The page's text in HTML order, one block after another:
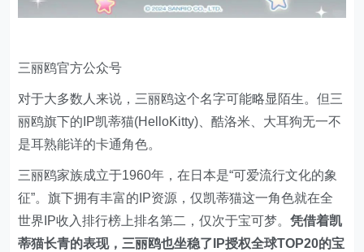
三丽鸥官方公众号
对于大多数人来说，三丽鸥这个名字可能略显陌生。但三
丽鸥旗下的IP凯蒂猫(HelloKitty)、酷洛米、大耳狗无一不
是耳熟能详的卡通角色。
三丽鸥家族成立于1960年，在日本是“可爱流行文化的象
征”。旗下拥有丰富的IP资源，仅凯蒂猫这一角色就在全
世界IP收入排行榜上排名第二，仅次于宝可梦。凭借着凯
蒂猫长青的表现，三丽鸥也坐稳了IP授权全球TOP20的宝